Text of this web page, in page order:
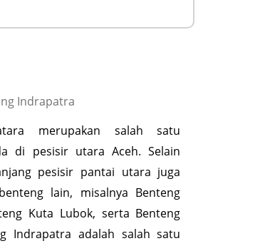
Indrapatra
merupakan salah satu
di pesisir utara Aceh. Selain
pesisir pantai utara juga
lain, misalnya Benteng
Kuta Lubok, serta Benteng
Indrapatra adalah salah satu